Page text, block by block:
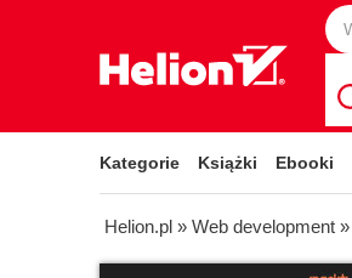
Kategorie Książki Ebooki
Helion.pl » Web development »